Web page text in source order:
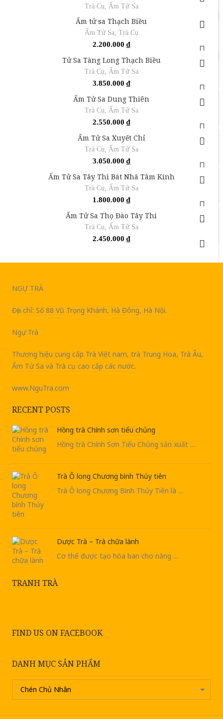
Trà Cụ Ấm Tử Sa
Ấm tử sa Thạch Biều
Ấm Tử Sa Trà Cụ
2.200.000 ₫
Tử Sa Tàng Long Thạch Biều
Trà Cụ Ấm Tử Sa
3.850.000 ₫
Ấm Tử Sa Dung Thiên
Trà Cụ Ấm Tử Sa
2.550.000 ₫
Ấm Tử Sa Xuyết Chỉ
Trà Cụ Ấm Tử Sa
3.050.000 ₫
Ấm Tử Sa Tây Thi Bát Nhã Tâm Kinh
Trà Cụ Ấm Tử Sa
1.800.000 ₫
Ấm Tử Sa Thọ Đào Tây Thi
Trà Cụ Ấm Tử Sa
2.450.000 ₫
NGỰ TRÀ
Địa chỉ: Số 88 Vũ Trọng Khánh, Hà Đông, Hà Nội.
Ngự Trà
Thương hiệu cung cấp Trà Việt nam, trà Trung Hoa, Trà Âu,
Ấm Tử Sa và Trà cụ cao cấp các nước.
www.NguTra.com
RECENT POSTS
Hồng trà Chính sơn tiểu chủng
Hồng trà Chính Sơn Tiểu Chủng sản xuất …
Trà Ô long Chương bình Thủy tiên
Trà Ô long Chương Bình Thủy Tiên là …
Dược Trà – Trà chữa lành
Cơ thể được tạo hóa ban cho năng …
TRANH TRÀ
FIND US ON FACEBOOK
DANH MỤC SẢN PHẨM